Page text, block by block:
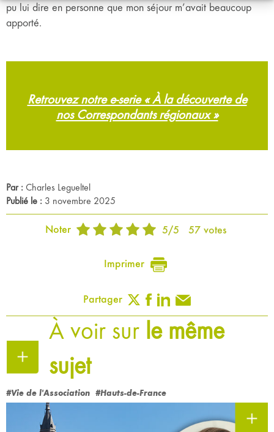
pu lui dire en personne que mon séjour m’avait beaucoup
apporté.
Retrouvez notre e-serie « À la découverte de
nos Correspondants régionaux »
Par : Charles Legueltel
Publié le : 3 novembre 2025
Noter 5/5 57votes
Imprimer
Partager
À voir sur le même
sujet
#Vie de l'Association #Hauts-de-France